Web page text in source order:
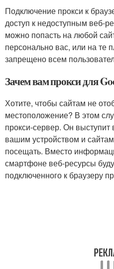
Подключение прокси к
доступ к недоступным веб-
можно попасть на любой
персонально вас, или на те
запрещено всем
Зачем вам прокси для
Хотите, чтобы сайтам не
местоположение? В этом
прокси-сервер. Он
вашим устройством и
посещать. Вместо
смартфоне веб-ресурсы
подключенного к браузеру